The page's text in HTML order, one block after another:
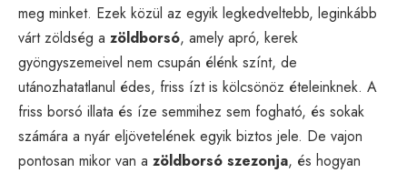
meg minket. Ezek közül az egyik legkedveltebb, leginkább
várt zöldség a zöldborsó, amely apró, kerek
gyöngyszemeivel nem csupán élénk színt, de
utánozhatatlanul édes, friss ízt is kölcsönöz ételeinknek. A
friss borsó illata és íze semmihez sem fogható, és sokak
számára a nyár eljövetelének egyik biztos jele. De vajon
pontosan mikor van a zöldborsó szezonja, és hogyan